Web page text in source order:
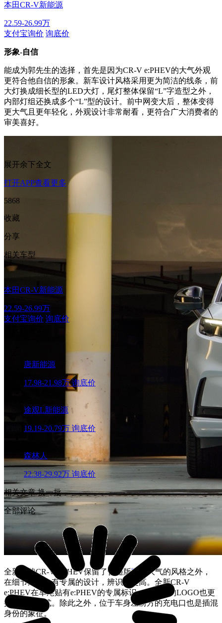
本田CR-V新能源
22.59-26.99万
支付宝询价 询底价
形象-自信
能成为郭先生的选择，首先是因为CR-V e:PHEV的大气外观
更符合他自信的形象。新车设计风格采用更为简洁的线条，前
大灯换成细长型的LED大灯，尾灯整体保留“L”字造型之外，
内部灯组还换成多个“L”型的设计。前中网变大后，整体变得
更大气且更年轻化，外观设计非常耐看，更符合广大消费者的
审美喜好。
全新一代CR-V e:PHEV保留了普通版车型
大气的风格之外，
在细节之处也有专属的设计，辨识度更高。全新CR-V
e:PHEV在车尾贴有e:PHEV的专属标识，而本田的LOGO也更
换成蓝底样式。除此之外，位于车身左前方的充电口也是插混
身份的象征。
展开余下全文
打开APP查看更多
5868
收藏
分享
相关车型
本田CR-V新能源
22.59-26.99万
支付宝询价 询底价
唐新能源
17.98-21.98万 询底价
途观L新能源
19.19-20.79万 询底价
森林人
22.38-29.92万 询底价
相关文章换一批
全部评论